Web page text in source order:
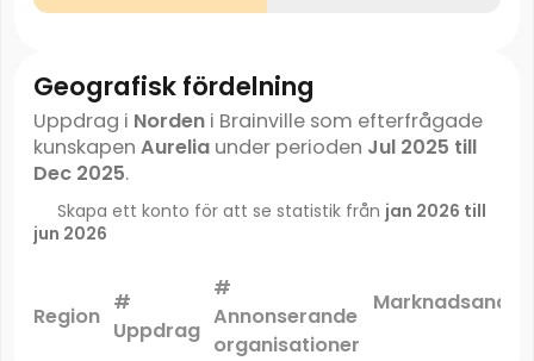
Geografisk fördelning
Uppdrag i Nordeni Brainville som efterfrågade
kunskapen Aureliaunder perioden Jul 2025 till
Dec 2025.
Skapa ett konto för att se statistik från jan 2026 till
jun 2026
Region
#
Uppdrag
#
Annonserande
organisationer
Marknadsandel